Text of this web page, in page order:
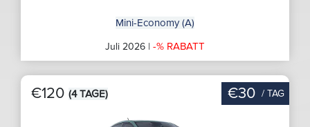
Mini-Economy (A)
Juli 2026 | -% RABATT
€120 (4 TAGE) €30 / TAG